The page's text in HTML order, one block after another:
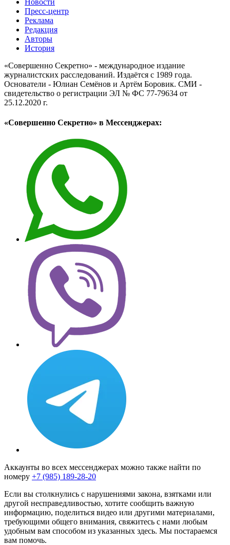
Новости
Пресс-центр
Реклама
Редакция
Авторы
История
«Совершенно Секретно» - международное издание
журналистских расследований. Издаётся с 1989 года.
Основатели - Юлиан Семёнов и Артём Боровик. CМИ -
свидетельство о регистрации ЭЛ № ФС 77-79634 от
25.12.2020 г.
«Совершенно Секретно» в Мессенджерах:
Аккаунты во всех мессенджерах можно также найти по
номеру +7 (985) 189-28-20
Если вы столкнулись с нарушениями закона, взятками или
другой несправедливостью, хотите сообщить важную
информацию, поделиться видео или другими материалами,
требующими общего внимания, свяжитесь с нами любым
удобным вам способом из указанных здесь. Мы постараемся
вам помочь.